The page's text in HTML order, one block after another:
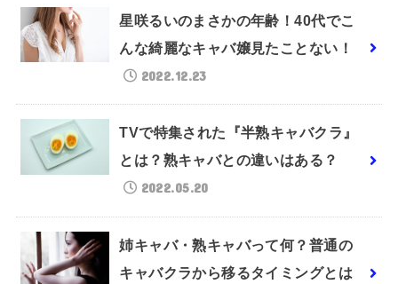
星咲るいのまさかの年齢！40代でこ
んな綺麗なキャバ嬢見たことない！
2022.12.23
TVで特集された『半熟キャバクラ』
とは？熟キャバとの違いはある？
2022.05.20
姉キャバ・熟キャバって何？普通の
キャバクラから移るタイミングとは